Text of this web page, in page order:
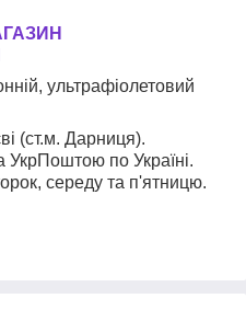
ультрафіолетовий
(ст.м. Дарниця).
по Україні.
середу та п'ятницю.